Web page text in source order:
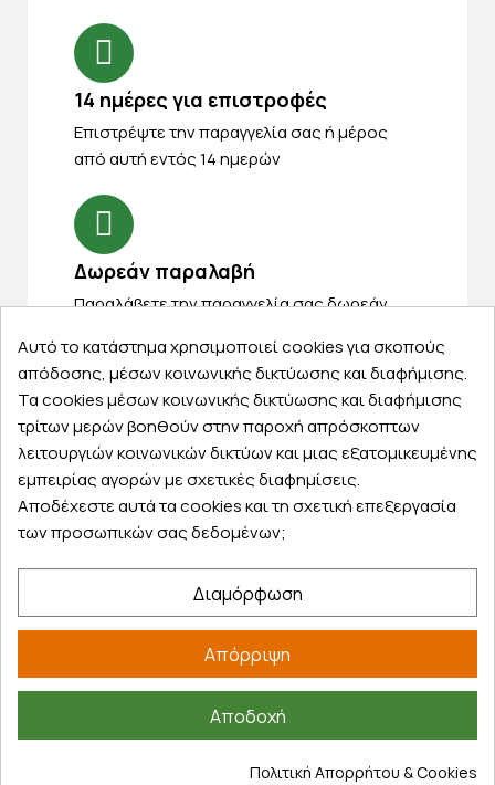
14 ημέρες για επιστροφές
Eπιστρέψτε την παραγγελία σας ή μέρος
από αυτή εντός 14 ημερών
Δωρεάν παραλαβή
Παραλάβετε την παραγγελία σας δωρεάν
Express αποστολές
Κάντε σήμερα την παραγγελία σας και
παραλάβετε αύριο στην πόρτα σας
Εξυπηρέτηση πελατών
Λογαριασμός
Τρόποι παραγγελίας
Αυτό το κατάστημα χρησιμοποιεί cookies για σκοπούς
απόδοσης, μέσων κοινωνικής δικτύωσης και διαφήμισης.
Τα cookies μέσων κοινωνικής δικτύωσης και διαφήμισης
τρίτων μερών βοηθούν στην παροχή απρόσκοπτων
λειτουργιών κοινωνικών δικτύων και μιας εξατομικευμένης
εμπειρίας αγορών με σχετικές διαφημίσεις.
Αποδέχεστε αυτά τα cookies και τη σχετική επεξεργασία
των προσωπικών σας δεδομένων;
Διαμόρφωση
Απόρριψη
Αποδοχή
Πολιτική Απορρήτου & Cookies